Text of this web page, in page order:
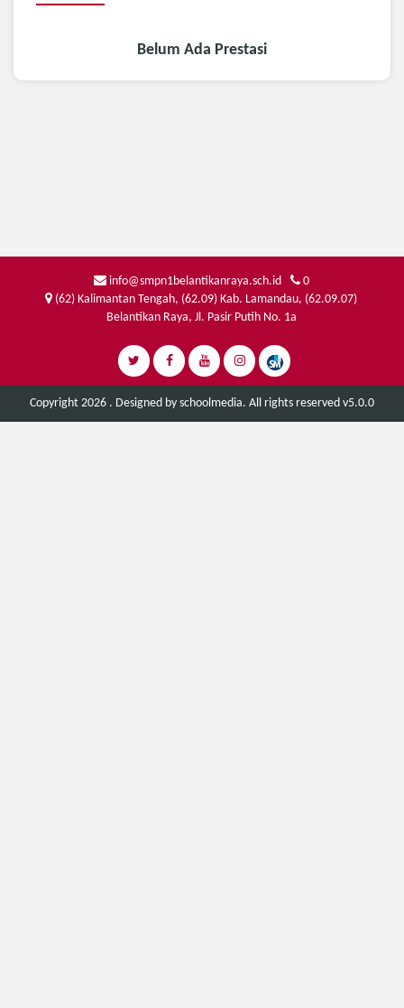
Belum Ada Prestasi
info@smpn1belantikanraya.sch.id
0
(62) Kalimantan Tengah, (62.09) Kab. Lamandau, (62.09.07)
Belantikan Raya, Jl. Pasir Putih No. 1a
Copyright 2026 . Designed by schoolmedia. All rights reserved v5.0.0